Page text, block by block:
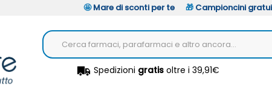
🤩Mare di sconti per te🎁 Campioncini
Spedizioni gratisoltre i 39,91€